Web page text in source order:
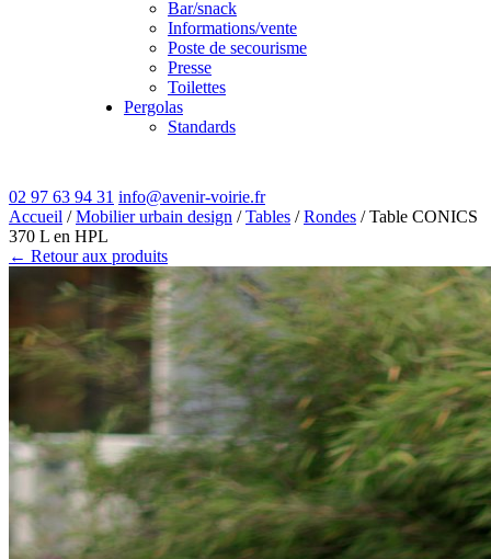
Bar/snack
Informations/vente
Poste de secourisme
Presse
Toilettes
Pergolas
Standards
02 97 63 94 31 info@avenir-voirie.fr
Accueil /Mobilier urbain design /Tables /Rondes / Table CONICS
370 L en HPL
← Retour aux produits